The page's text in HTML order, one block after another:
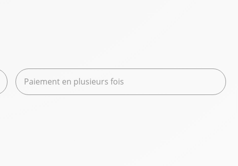
Paiement en plusieurs fois